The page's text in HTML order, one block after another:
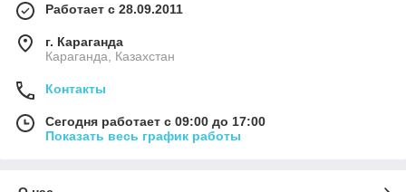
Работает с 28.09.2011
г. Караганда
Караганда, Казахстан
Контакты
Сегодня работает с 09:00 до 17:00
Показать весь график работы